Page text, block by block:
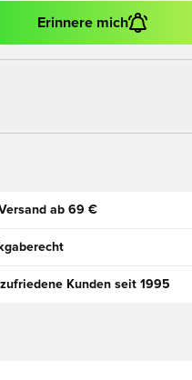
Erinnere mich
ab 69 €
Kunden seit 1995